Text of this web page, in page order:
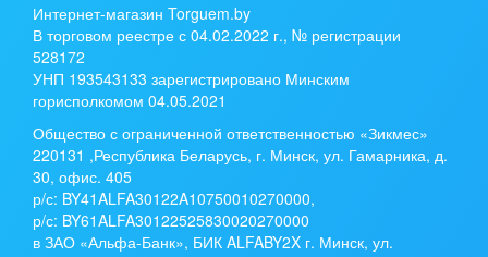
Интернет-магазин Torguem.by
В торговом реестре с 04.02.2022 г., № регистрации
528172
УНП 193543133 зарегистрировано Минским
горисполкомом 04.05.2021
Общество с ограниченной ответственностью «Зикмес»
220131 ,Республика Беларусь, г. Минск, ул. Гамарника, д.
30, офис. 405
р/с: BY41ALFA30122A10750010270000,
р/с: BY61ALFA30122525830020270000
в ЗАО «Альфа-Банк», БИК ALFABY2X г. Минск, ул.